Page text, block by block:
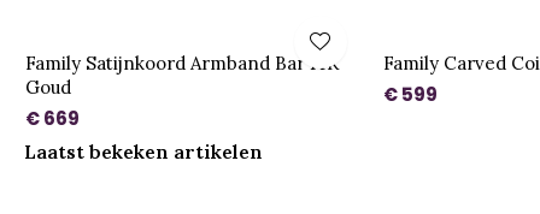
Family Satijnkoord Armband Bar 14K
Goud
€ 669
Family Carved
€ 599
Laatst bekeken artikelen